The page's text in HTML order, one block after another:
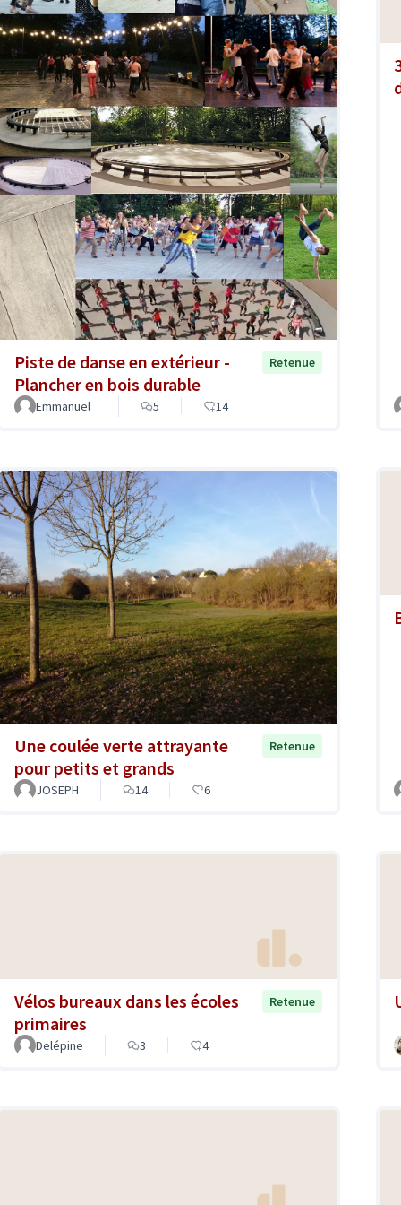
Piste de danse en extérieur -
Plancher en bois durable
Retenue
Emmanuel_ 5 14
Une coulée verte attrayante
pour petits et grands
Retenue
JOSEPH 14 6
Vélos bureaux dans les écoles
primaires
Retenue
Delépine 3 4